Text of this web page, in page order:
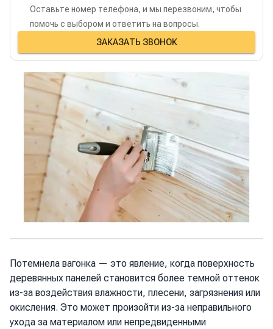
Оставьте номер телефона, и мы перезвоним, чтобы
помочь с выбором и ответить на вопросы.
ЗАКАЗАТЬ ЗВОНОК
Потемнела вагонка — это явление, когда поверхность
деревянных панелей становится более темной оттенок
из-за воздействия влажности, плесени, загрязнения или
окисления. Это может произойти из-за неправильного
ухода за материалом или непредвиденными